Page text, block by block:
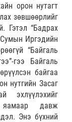
орон нутагт
зөвшөөрлийг
Гэтэл “Бадрах
Иргэдийн
“Байгаль
гээ Байгаль
байгаа
нутгийн Засаг
эхлүүлэхийг
яамаар давж
Энэ бүхний